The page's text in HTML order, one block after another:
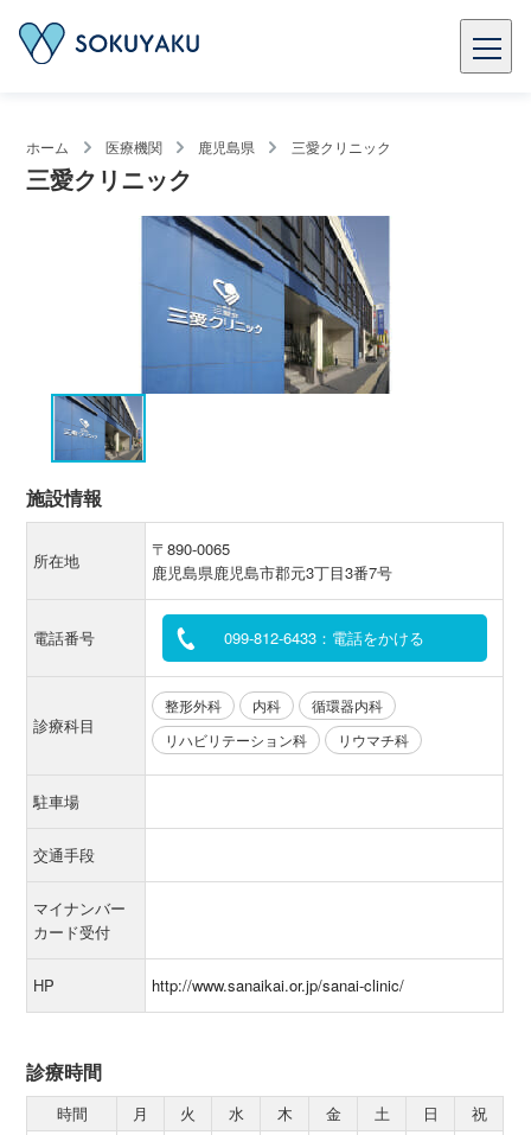
ホーム 医療機関 鹿児島県 三愛クリニック
三愛クリニック
施設情報
所在地
〒890-0065
鹿児島県鹿児島市郡元3丁目3番7号
電話番号 099-812-6433：電話をかける
診療科目
整形外科 内科
循環器内科
リハビリテーション科
リウマチ科
駐車場
交通手段
マイナンバー
カード受付
HP http://www.sanaikai.or.jp/sanai-clinic/
診療時間
時間 月 火 水 木 金 土 日
祝